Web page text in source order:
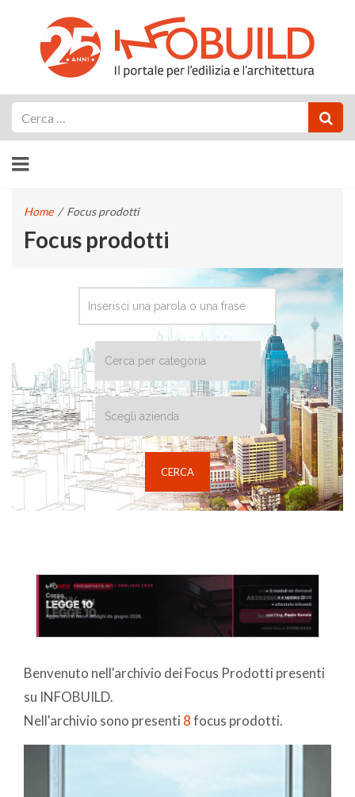
Home / Focus prodotti
Focus prodotti
Benvenuto nell'archivio dei Focus Prodotti presenti
su INFOBUILD.
Nell'archivio sono presenti 8focus prodotti.